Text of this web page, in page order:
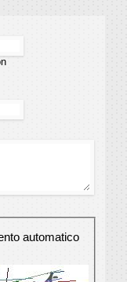
automatico